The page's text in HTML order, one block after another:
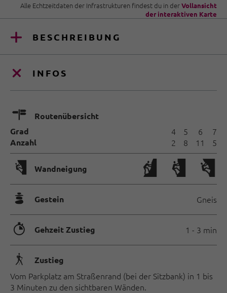
Alle Echtzeitdaten der Infrastrukturen findest du in derVollansicht
der interaktiven Karte
BESCHREIBUNG
INFOS
🍫
Routenübersicht
Grad
Anzahl
4
2
5
8
6
11
7
5
🅩 Wandneigung
🞾 Gestein Gneis
🐲 Gehzeit Zustieg 1 - 3 min
🛬 Zustieg
Vom Parkplatz am Straßenrand (bei der Sitzbank) in 1 bis
3 Minuten zu den sichtbaren Wänden.